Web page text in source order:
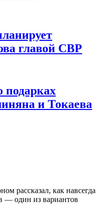
главой СВР
подарках
и Токаева
рассказал, как навсегда
— один из вариантов